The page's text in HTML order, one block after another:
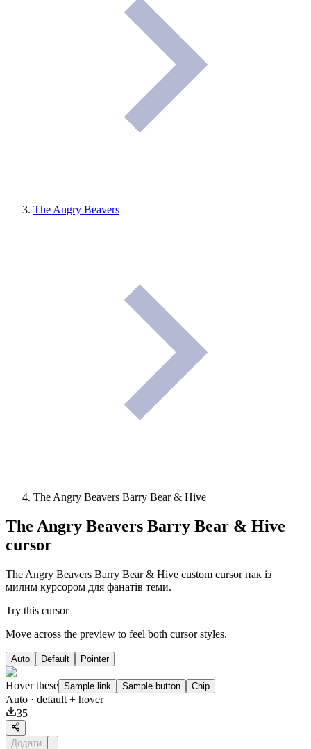
The Angry Beavers
The Angry Beavers Barry Bear & Hive
The Angry Beavers Barry Bear & Hive
cursor
The Angry Beavers Barry Bear & Hive custom cursor пак із
милим курсором для фанатів теми.
Try this cursor
Move across the preview to feel both cursor styles.
Auto Default Pointer
Hover these Sample link Sample button Chip
Auto · default + hover
35
Додати